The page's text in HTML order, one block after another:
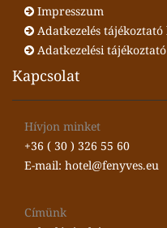
Impresszum
Adatkezelés
Adatkezelési
Kapcsolat
Hívjon minket
+36 ( 30 ) 326 55 60
E-mail: hotel@fenyves.eu
Címünk